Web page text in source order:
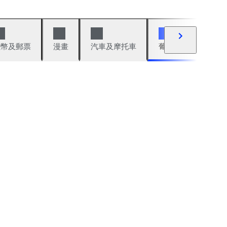
及郵票 漫畫 汽車及摩托車 葡萄酒與烈酒